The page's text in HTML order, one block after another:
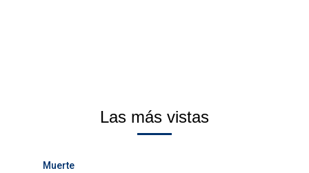
Las más vistas
Muerte